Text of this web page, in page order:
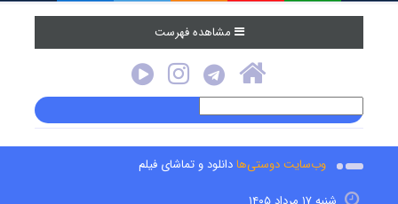
مشاهده فهرست
وب‌سایت دوستی‌هادانلود و تماشای فیلم